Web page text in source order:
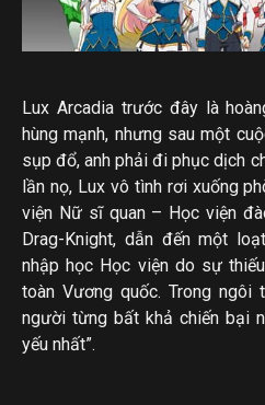
Lux Arcadia trước đây là
hùng mạnh, nhưng sau một
sụp đổ, anh phải đi phục dịch
lần nọ, Lux vô tình rơi xuống
viện Nữ sĩ quan – Học viện
Drag-Knight, dẫn đến một
nhập học Học viện do sự
toàn Vương quốc. Trong
người từng bất khả chiến bại
yếu nhất”.